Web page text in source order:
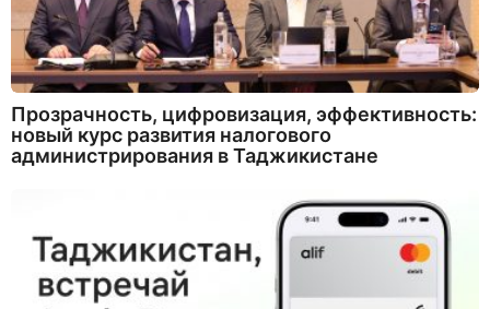
Прозрачность, цифровизация, эффективность:
новый курс развития налогового
администрирования в Таджикистане